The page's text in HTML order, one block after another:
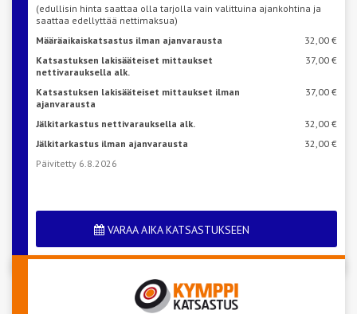
(edullisin hinta saattaa olla tarjolla vain valittuina ajankohtina ja
saattaa edellyttää nettimaksua)
Määräaikaiskatsastus ilman ajanvarausta
32,00 €
Katsastuksen lakisääteiset mittaukset
nettivarauksella alk.
37,00 €
Katsastuksen lakisääteiset mittaukset ilman
ajanvarausta
37,00 €
Jälkitarkastus nettivarauksella alk.
32,00 €
Jälkitarkastus ilman ajanvarausta
32,00 €
Päivitetty 6.8.2026
VARAA AIKA KATSASTUKSEEN